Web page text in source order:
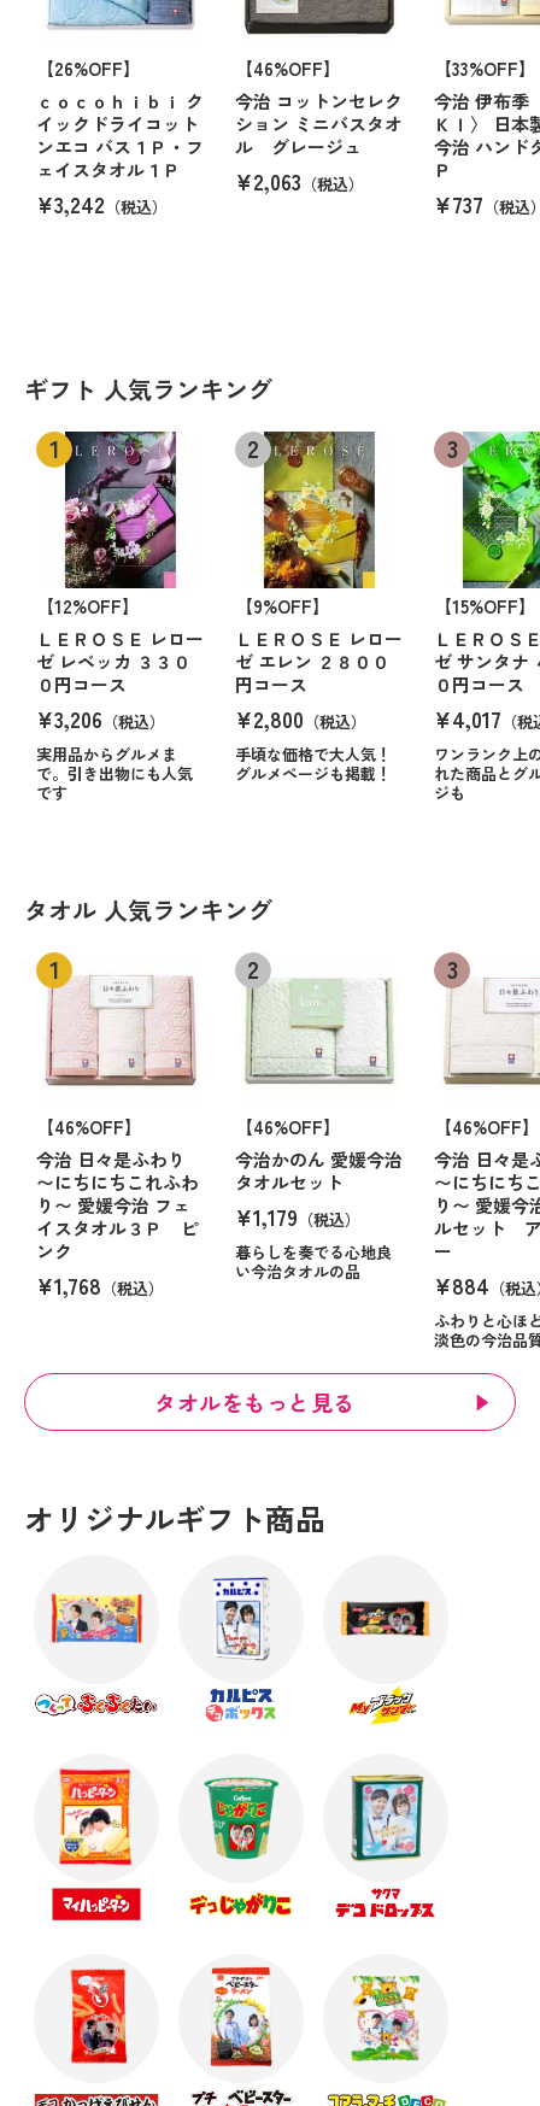
【26%OFF】
ｃｏｃｏｈｉｂｉ ク
イックドライコット
ンエコ バス１Ｐ・フ
ェイスタオル１Ｐ
¥3,242 （税込）
【46%OFF】
今治 コットンセレク
ション ミニバスタオ
ル グレージュ
¥2,063 （税込）
【33%OFF】
今治 伊布季
ＫＩ〉 日本
今治 ハンド
Ｐ
¥737 （税込
ギフト 人気ランキング
【12%OFF】
ＬＥＲＯＳＥ レロー
ゼ レベッカ ３３０
０円コース
¥3,206 （税込）
実用品からグルメま
で。引き出物にも人気
です
【9%OFF】
ＬＥＲＯＳＥ レロー
ゼ エレン ２８００
円コース
¥2,800 （税込）
手頃な価格で大人気！
グルメページも掲載！
【15%OFF】
ＬＥＲＯＳ
ゼ サンタナ
０円コース
¥4,017 （
ワンランク上
れた商品とグ
ジも
タオル 人気ランキング
【46%OFF】
今治 日々是ふわり
〜にちにちこれふわ
り〜 愛媛今治 フェ
イスタオル３Ｐ ピ
ンク
¥1,768 （税込）
【46%OFF】
今治かのん 愛媛今治
タオルセット
¥1,179 （税込）
暮らしを奏でる心地良
い今治タオルの品
【46%OFF】
今治 日々是
〜にちにち
り〜 愛媛今
ルセット
ー
¥884 （税
ふわりと心ほ
淡色の今治品
タオルをもっと見る
オリジナルギフト商品